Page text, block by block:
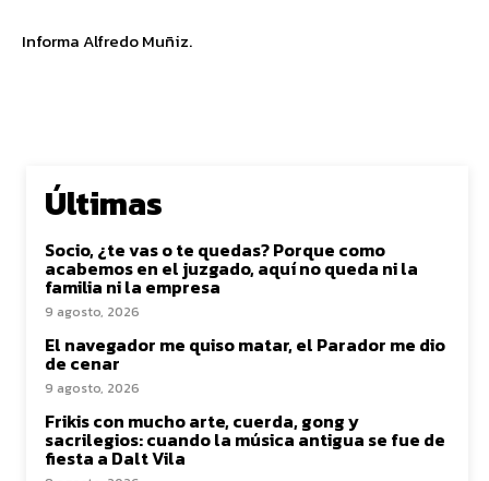
Informa Alfredo Muñiz.
Últimas
Socio, ¿te vas o te quedas? Porque como
acabemos en el juzgado, aquí no queda ni la
familia ni la empresa
9 agosto, 2026
El navegador me quiso matar, el Parador me dio
de cenar
9 agosto, 2026
Frikis con mucho arte, cuerda, gong y
sacrilegios: cuando la música antigua se fue de
fiesta a Dalt Vila